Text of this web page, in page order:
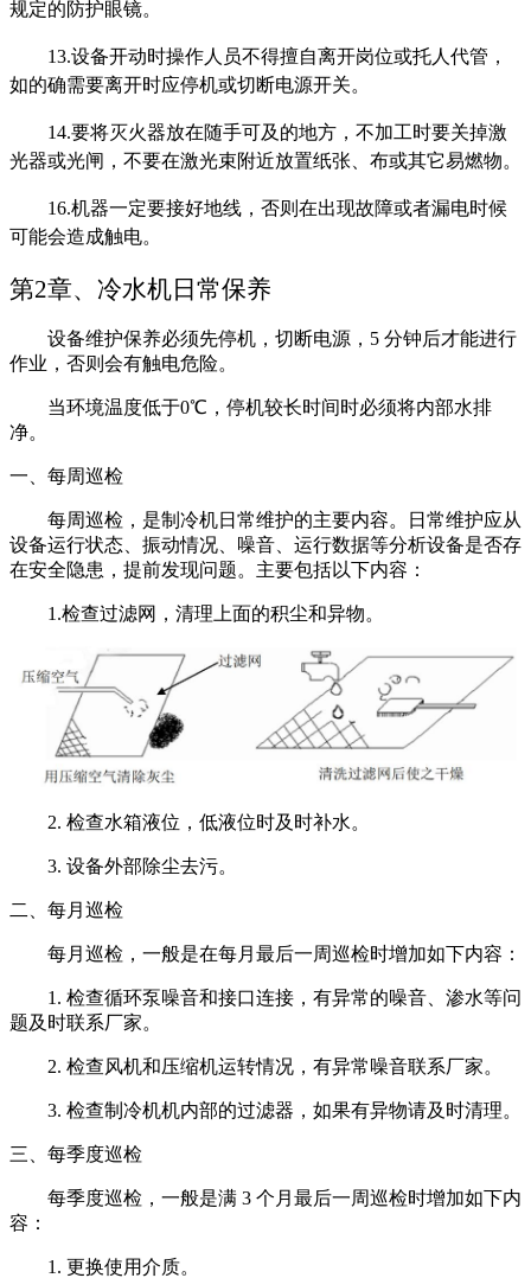
规定的防护眼镜。
13.设备开动时操作人员不得擅自离开岗位或托人代管，
如的确需要离开时应停机或切断电源开关。
14.要将灭火器放在随手可及的地方，不加工时要关掉激
光器或光闸，不要在激光束附近放置纸张、布或其它易燃物。
16.机器一定要接好地线，否则在出现故障或者漏电时候
可能会造成触电。
第2章、冷水机日常保养
设备维护保养必须先停机，切断电源， 5 分钟后才能进行
作业，否则会有触电危险。
当环境温度低于0℃，停机较长时间时必须将内部水排
净。
一、 每周巡检
每周巡检，是制冷机日常维护的主要内容。日常维护应从
设备运行状态、振动情况、噪音、运行数据等分析设备是否存
在安全隐患，提前发现问题。主要包括以下内容：
1.检查过滤网，清理上面的积尘和异物。
2. 检查水箱液位，低液位时及时补水。
3. 设备外部除尘去污。
二、每月巡检
每月巡检，一般是在每月最后一周巡检时增加如下内容：
1. 检查循环泵噪音和接口连接，有异常的噪音、渗水等问
题及时联系厂家。
2. 检查风机和压缩机运转情况，有异常噪音联系厂家。
3. 检查制冷机机内部的过滤器，如果有异物请及时清理。
三、每季度巡检
每季度巡检，一般是满 3 个月最后一周巡检时增加如下内
容：
1. 更换使用介质。